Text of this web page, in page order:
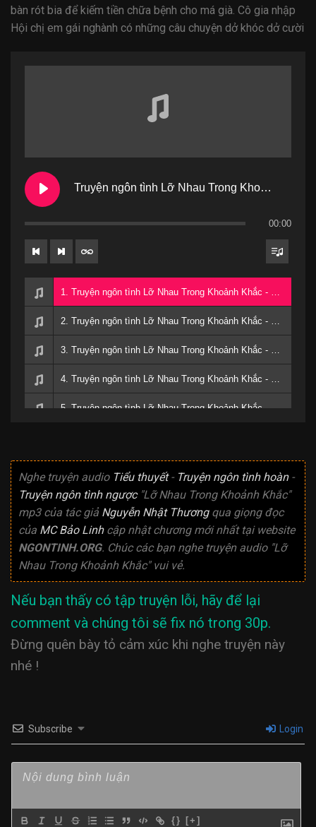
bàn rót bia để kiếm tiền chữa bệnh cho má già. Cô gia nhập
Hội chị em gái nghành có những câu chuyện dở khóc dở cười
Truyện ngôn tình Lỡ Nhau Trong Khoảnh Khắc - Tập 01
00:00
5. Truyện ngôn tình Lỡ Nhau Trong Khoảnh Khắc - Tập 05 Hết
Nghe truyện audio Tiểu thuyết- Truyện ngôn tình hoàn-
Truyện ngôn tình ngược"Lỡ Nhau Trong Khoảnh Khắc"
mp3 của tác giả Nguyễn Nhật Thươngqua giọng đọc
của MC Bảo Linhcập nhật chương mới nhất tại website
NGONTINH.ORG. Chúc các bạn nghe truyện audio "Lỡ
Nhau Trong Khoảnh Khắc" vui vẻ.
Nếu bạn thấy có tập truyện lỗi, hãy để lại
comment và chúng tôi sẽ fix nó trong 30p.
Đừng quên bày tỏ cảm xúc khi nghe truyện này
nhé !
Subscribe Login
{} [+]